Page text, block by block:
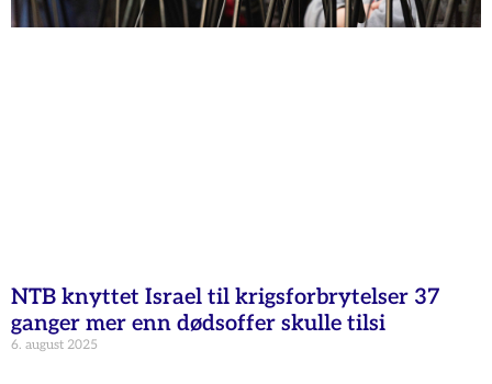
NTB knyttet Israel til krigsforbrytelser 37
ganger mer enn dødsoffer skulle tilsi
6. august 2025